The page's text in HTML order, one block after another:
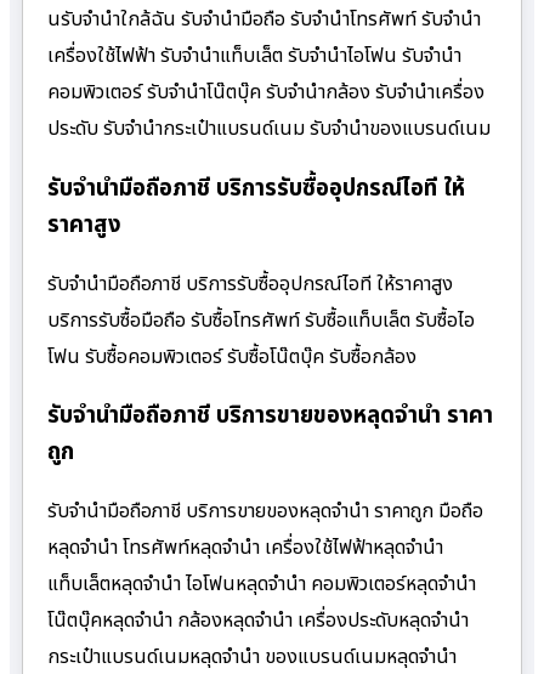
นรับจํานําใกล้ฉัน รับจำนำมือถือ รับจำนำโทรศัพท์ รับจำนำ
เครื่องใช้ไฟฟ้า รับจำนำแท็บเล็ต รับจำนำไอโฟน รับจำนำ
คอมพิวเตอร์ รับจำนำโน๊ตบุ๊ค รับจำนำกล้อง รับจำนำเครื่อง
ประดับ รับจำนำกระเป๋าแบรนด์เนม รับจำนำของแบรนด์เนม
รับจำนำมือถือภาชี บริการรับซื้ออุปกรณ์ไอที ให้
ราคาสูง
รับจำนำมือถือภาชี บริการรับซื้ออุปกรณ์ไอที ให้ราคาสูง
บริการรับซื้อมือถือ รับซื้อโทรศัพท์ รับซื้อแท็บเล็ต รับซื้อไอ
โฟน รับซื้อคอมพิวเตอร์ รับซื้อโน๊ตบุ๊ค รับซื้อกล้อง
รับจำนำมือถือภาชี บริการขายของหลุดจำนำ ราคา
ถูก
รับจำนำมือถือภาชี บริการขายของหลุดจำนำ ราคาถูก มือถือ
หลุดจำนำ โทรศัพท์หลุดจำนำ เครื่องใช้ไฟฟ้าหลุดจำนำ
แท็บเล็ตหลุดจำนำ ไอโฟนหลุดจำนำ คอมพิวเตอร์หลุดจำนำ
โน๊ตบุ๊คหลุดจำนำ กล้องหลุดจำนำ เครื่องประดับหลุดจำนำ
กระเป๋าแบรนด์เนมหลุดจำนำ ของแบรนด์เนมหลุดจำนำ